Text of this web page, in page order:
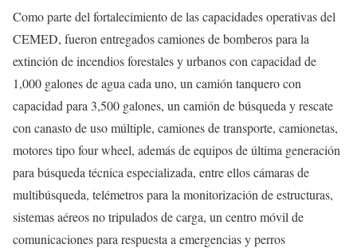
Como parte del fortalecimiento de las capacidades operativas del
CEMED, fueron entregados camiones de bomberos para la
extinción de incendios forestales y urbanos con capacidad de
1,000 galones de agua cada uno, un camión tanquero con
capacidad para 3,500 galones, un camión de búsqueda y rescate
con canasto de uso múltiple, camiones de transporte, camionetas,
motores tipo four wheel, además de equipos de última generación
para búsqueda técnica especializada, entre ellos cámaras de
multibúsqueda, telémetros para la monitorización de estructuras,
sistemas aéreos no tripulados de carga, un centro móvil de
comunicaciones para respuesta a emergencias y perros